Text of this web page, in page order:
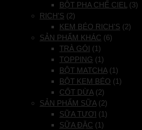
BỘT PHA CHẾ CIEL (3)
RICH'S (2)
KEM BÉO RICH'S (2)
SẢN PHẨM KHÁC (6)
TRÀ GÓI (1)
TOPPING (1)
BỘT MATCHA (1)
BỘT KEM BÉO (1)
CỐT DỪA (2)
SẢN PHẨM SỮA (2)
SỮA TƯƠI (1)
SỮA ĐẶC (1)